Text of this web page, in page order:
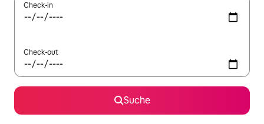
Check-in
Check-out
Suche